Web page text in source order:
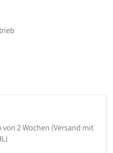
2 Wochen (Versand mit